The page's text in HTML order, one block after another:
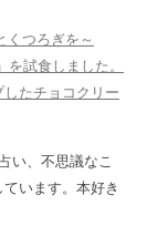
つろぎを～
試食しました。
たチョコクリー
い、不思議なこ
います。本好き